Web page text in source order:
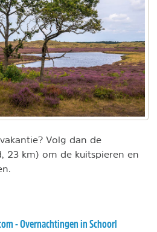
Volg dan de
23 km) om de kuitspieren en
- Overnachtingen in Schoorl